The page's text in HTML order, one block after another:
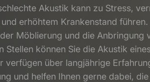
Akustik kann zu Stress,
erhöhtem Krankenstand
Möblierung und die Anbringung
Stellen können Sie die Akustik
verfügen über langjährige
und helfen Ihnen gerne dabei,